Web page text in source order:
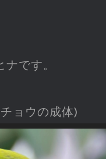
です。
ョウの成体)